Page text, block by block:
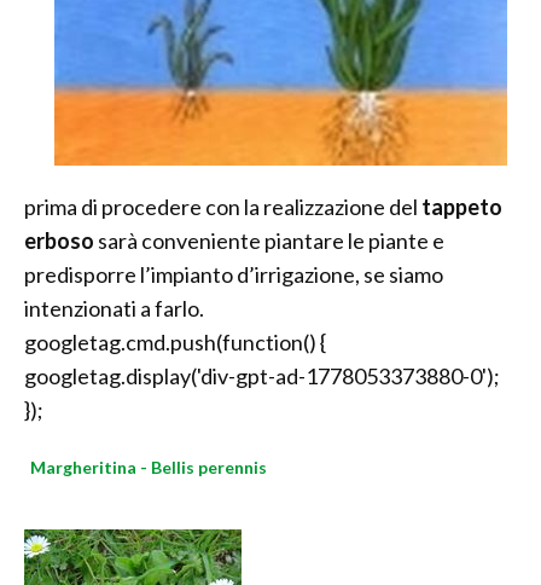
prima di procedere con la realizzazione del tappeto
erboso sarà conveniente piantare le piante e
predisporre l’impianto d’irrigazione, se siamo
intenzionati a farlo.
googletag.cmd.push(function() {
googletag.display('div-gpt-ad-1778053373880-0');
});
Margheritina - Bellis perennis